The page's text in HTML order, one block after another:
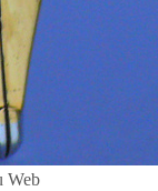
Web